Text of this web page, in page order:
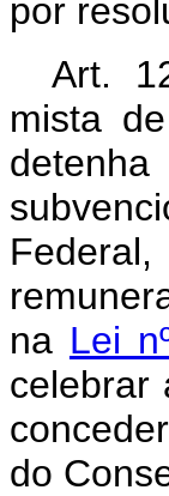
por
Art.
mista
na Lei
celebrar
do